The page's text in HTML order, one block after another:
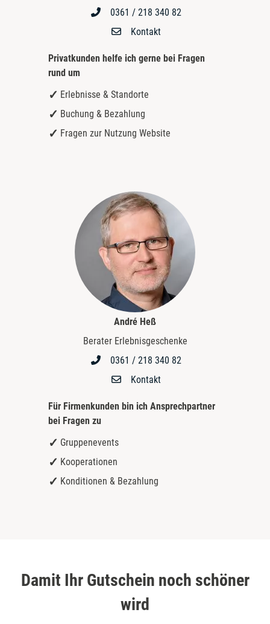
0361 / 218 340 82
Kontakt
Privatkunden helfe ich gerne bei Fragen
rund um
Erlebnisse & Standorte
Buchung & Bezahlung
Fragen zur Nutzung Website
André Heß
Berater Erlebnisgeschenke
0361 / 218 340 82
Kontakt
Für Firmenkunden bin ich Ansprechpartner
bei Fragen zu
Gruppenevents
Kooperationen
Konditionen & Bezahlung
Damit Ihr Gutschein noch schöner
wird